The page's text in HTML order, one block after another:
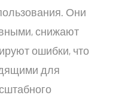
Они
снижают
ошибки, что
для